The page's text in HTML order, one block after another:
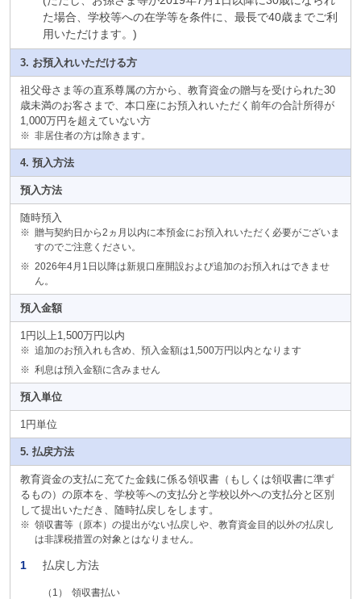
た場合、学校等への在学等を条件に、最長で40歳までご利
用いただけます。)
3. お預入れいただける方
祖父母さま等の直系尊属の方から、教育資金の贈与を受けられた30
歳未満のお客さまで、本口座にお預入れいただく前年の合計所得が
1,000万円を超えていない方
※ 非居住者の方は除きます。
4. 預入方法
預入方法
随時預入
※ 贈与契約日から2ヵ月以内に本預金にお預入れいただく必要がございま
すのでご注意ください。
※ 2026年4月1日以降は新規口座開設および追加のお預入れはできませ
ん。
預入金額
1円以上1,500万円以内
※ 追加のお預入れも含め、預入金額は1,500万円以内となります
※ 利息は預入金額に含みません
預入単位
1円単位
5. 払戻方法
教育資金の支払に充てた金銭に係る領収書（もしくは領収書に準ず
るもの）の原本を、学校等への支払分と学校以外への支払分と区別
して提出いただき、随時払戻しをします。
※ 領収書等（原本）の提出がない払戻しや、教育資金目的以外の払戻し
は非課税措置の対象とはなりません。
1 払戻し方法
（1）
領収書払い